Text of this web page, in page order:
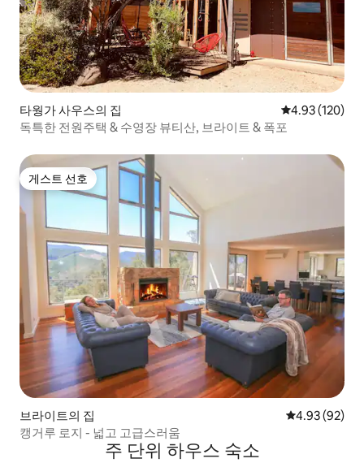
타웡가 사우스의 집 평점 4.93점(5
4.93 (120)
독특한 전원주택 & 수영장 뷰티산, 브라이트 & 폭포
게스트 선호
게스트 선호
브라이트의 집 평점 4.93점(5
4.93 (92)
캥거루 로지 - 넓고 고급스러움
주 단위 하우스 숙소